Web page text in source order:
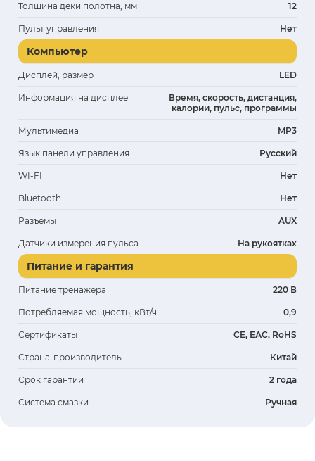
Толщина деки полотна, мм 12
Пульт управления Нет
Компьютер
Дисплей, размер LED
Информация на дисплее
Время, скорость, дистанция,
калории, пульс, программы
Мультимедиа MP3
Язык панели управления Русский
WI-FI Нет
Bluetooth Нет
Разъемы AUX
Датчики измерения пульса На рукоятках
Питание и гарантия
Питание тренажера 220 В
Потребляемая мощность, кВт/ч 0,9
Сертификаты CE, ЕАС, RoHS
Страна-производитель Китай
Срок гарантии 2 года
Система смазки Ручная